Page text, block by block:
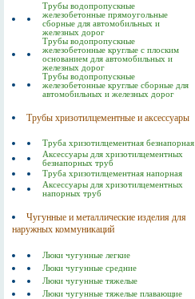
Трубы водопропускные
железобетонные прямоугольные
сборные для автомобильных и
железных дорог
Трубы водопропускные
железобетонные круглые с плоским
основанием для автомобильных и
железных дорог
Трубы водопропускные
железобетонные круглые сборные для
автомобильных и железных дорог
Трубы хризотилцементные и аксессуары
Труба хризотилцементная безнапорная
Аксессуары для хризотилцементных
безнапорных труб
Труба хризотилцементная напорная
Аксессуары для хризотилцементных
напорных труб
Чугунные и металлические изделия для
наружных коммуникаций
Люки чугунные легкие
Люки чугунные средние
Люки чугунные тяжелые
Люки чугунные тяжелые плавающие